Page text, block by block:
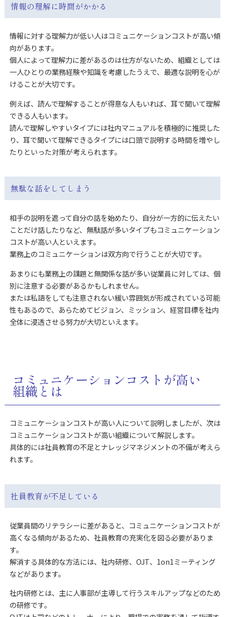
情報の理解に時間がかかる
情報に対する理解力が低い人はコミュニケーションコストが高い傾
向があります。
個人によって理解力に差があるのは仕方がないため、組織としては
一人ひとりの業務経験や知識を考慮したうえで、最適な説明を心が
けることが大切です。
例えば、読んで理解することが得意な人もいれば、耳で聞いて理解
できる人もいます。
読んで理解しやすいタイプには社内マニュアルを積極的に推奨した
り、耳で聞いて理解できるタイプには口頭で説明する時間を増やし
たりといった対策が考えられます。
無駄な話をしてしまう
相手の説明を遮って自分の話を始めたり、自分が一方的に伝えたい
ことだけ話したりなど、無駄話が多いタイプもコミュニケーション
コストが高い人といえます。
業務上のコミュニケーションは双方向で行うことが大切です。
あまりにも業務上の課題と無関係な話が多い従業員に対しては、個
別に注意する必要があるかもしれません。
または私語をしても注意されない緩い雰囲気が形成されている可能
性もあるので、あらためてビジョン、ミッション、経営目標を社内
全体に浸透させる努力が大切といえます。
コミュニケーションコストが高い
組織とは
コミュニケーションコストが高い人について説明しましたが、次は
コミュニケーションコストが高い組織について解説します。
具体的には社員教育の不足とナレッジマネジメントの不備が考えら
れます。
社員教育が不足している
従業員間のリテラシーに差があると、コミュニケーションコストが
高くなる傾向があるため、社員教育の充実化を図る必要がありま
す。
解消する具体的な方法には、社内研修、OJT、1on1ミーティング
などがあります。
社内研修とは、主に人事部が主導して行うスキルアップなどのため
の研修です。